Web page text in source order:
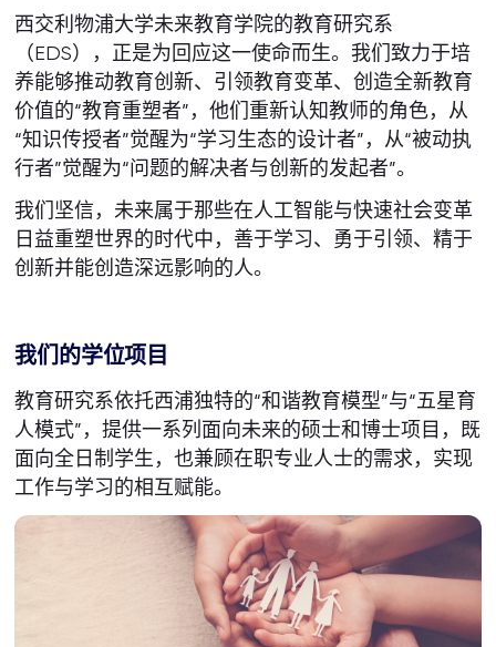
西交利物浦大学未来教育学院的教育研究系
（EDS），正是为回应这一使命而生。我们致力于培
养能够推动教育创新、引领教育变革、创造全新教育
价值的“教育重塑者”，他们重新认知教师的角色，从
“知识传授者”觉醒为“学习生态的设计者”，从“被动执
行者”觉醒为“问题的解决者与创新的发起者”。
我们坚信，未来属于那些在人工智能与快速社会变革
日益重塑世界的时代中，善于学习、勇于引领、精于
创新并能创造深远影响的人。
我们的学位项目
教育研究系依托西浦独特的“和谐教育模型”与“五星育
人模式”，提供一系列面向未来的硕士和博士项目，既
面向全日制学生，也兼顾在职专业人士的需求，实现
工作与学习的相互赋能。